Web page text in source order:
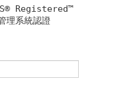
S® Registered™
理系統認證